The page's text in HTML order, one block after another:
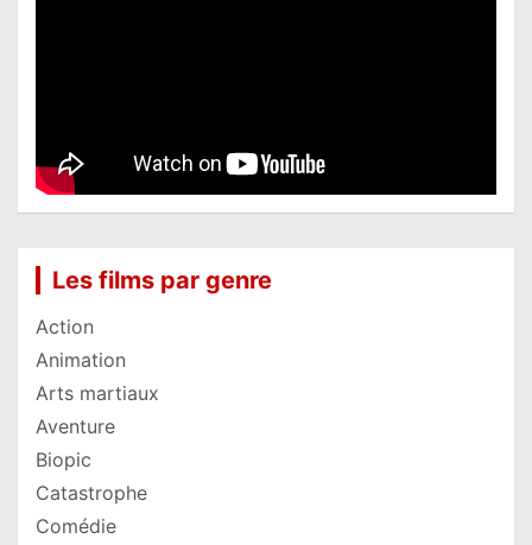
Les films par genre
Action
Animation
Arts martiaux
Aventure
Biopic
Catastrophe
Comédie